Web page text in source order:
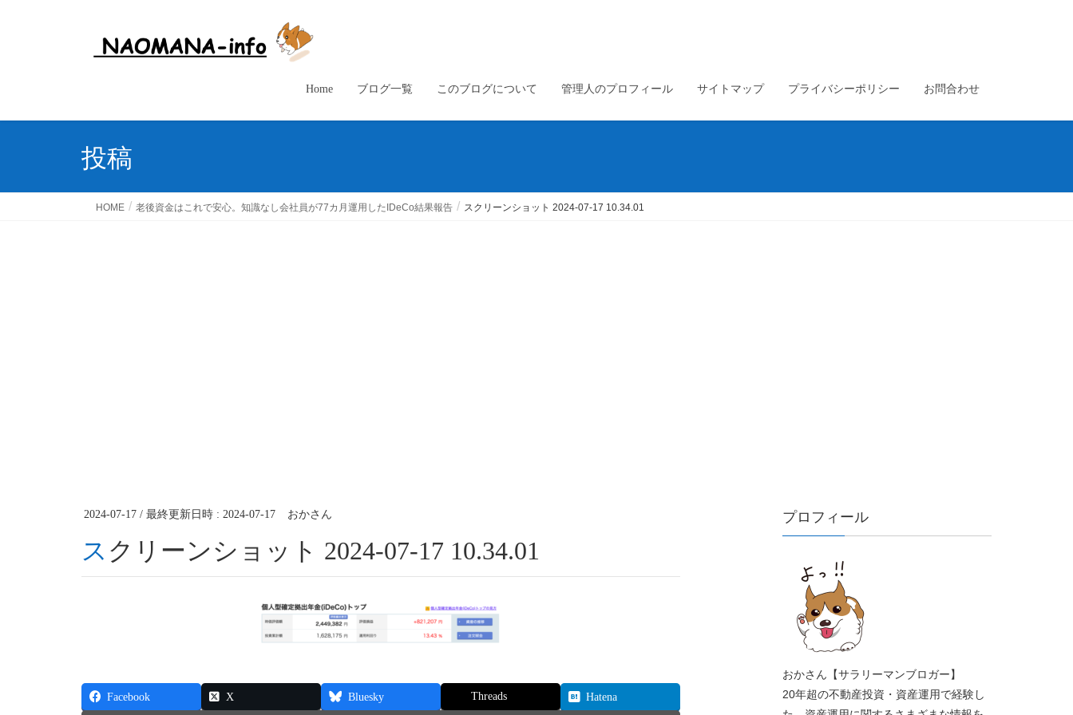
Home ブログ一覧 このブログについて 管理人のプロフィール サイトマップ プライバシーポリシー お問合わせ
投稿
HOME 老後資金はこれで安心。知識なし会社員が77カ月運用したIDeCo結果報告 スクリーンショット 2024-07-17 10.34.01
2024-07-17 / 最終更新日時 : 2024-07-17 おかさん
スクリーンショット 2024-07-17 10.34.01
Facebook X Bluesky Threads Hatena
プロフィール
おかさん【サラリーマンブロガー】
20年超の不動産投資・資産運用で経験し